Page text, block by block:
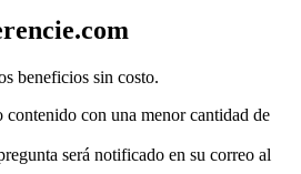
beneficios sin costo.
contenido con una menor cantidad de
será notificado en su correo al